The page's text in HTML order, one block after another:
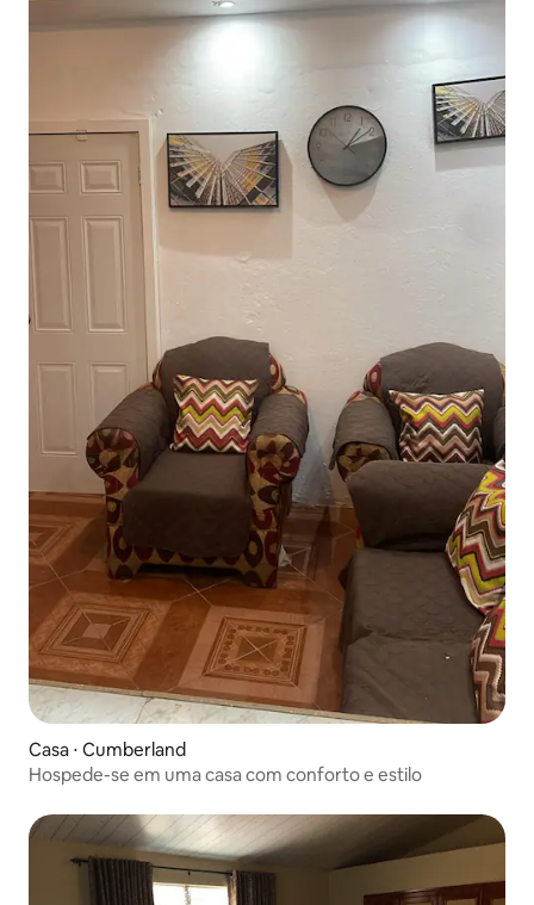
Casa ⋅ Cumberland
Hospede-se em uma casa com conforto e estilo